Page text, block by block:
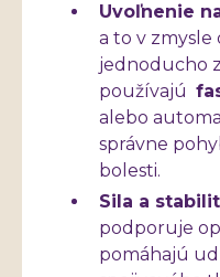
Uvoľnenie
a to v
jednoducho
používajú
alebo
správne
bolesti.
Sila a
podporuje
pomáhajú